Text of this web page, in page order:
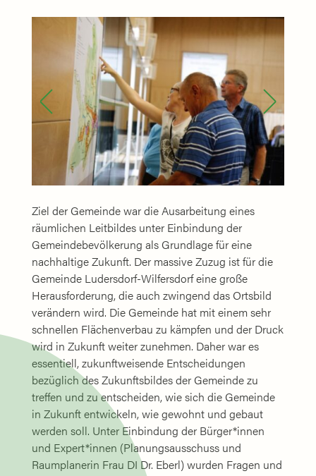
Ziel der Gemeinde war die Ausarbeitung eines
räumlichen Leitbildes unter Einbindung der
Gemeindebevölkerung als Grundlage für eine
nachhaltige Zukunft. Der massive Zuzug ist für die
Gemeinde Ludersdorf-Wilfersdorf eine große
Herausforderung, die auch zwingend das Ortsbild
verändern wird. Die Gemeinde hat mit einem sehr
schnellen Flächenverbau zu kämpfen und der Druck
wird in Zukunft weiter zunehmen. Daher war es
essentiell, zukunftweisende Entscheidungen
bezüglich des Zukunftsbildes der Gemeinde zu
treffen und zu entscheiden, wie sich die Gemeinde
in Zukunft entwickeln, wie gewohnt und gebaut
werden soll. Unter Einbindung der Bürger*innen
und Expert*innen (Planungsausschuss und
Raumplanerin Frau DI Dr. Eberl) wurden Fragen und